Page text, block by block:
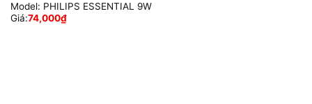
Model: PHILIPS ESSENTIAL 9W
Giá:74,000₫